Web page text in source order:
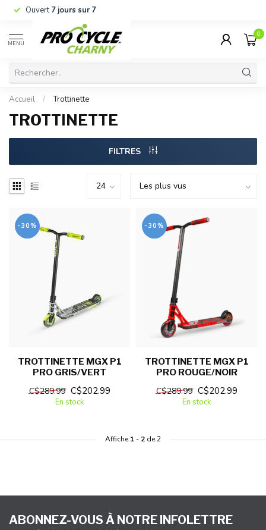
Ouvert7 jours sur 7
MENU
0
Accueil / Trottinette
TROTTINETTE
FILTRES
-30%
TROTTINETTE MGX P1
PRO GRIS/VERT
C$289.99 C$202.99
En stock
-30%
TROTTINETTE MGX P1
PRO ROUGE/NOIR
C$289.99 C$202.99
En stock
Affiche 1 - 2 de 2
ABONNEZ-VOUS À NOTRE INFOLETTRE